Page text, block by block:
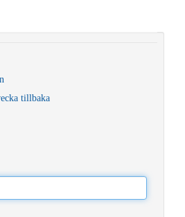
tillbaka